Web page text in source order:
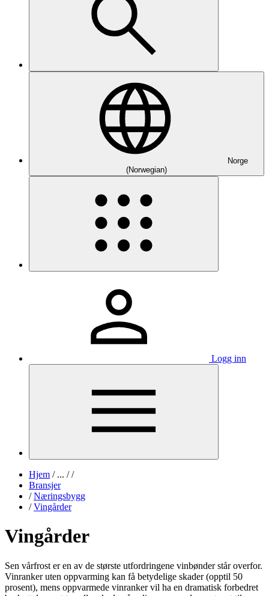
Norge
(Norwegian)
Logg inn
Hjem /... / /
Bransjer
/ Næringsbygg
/ Vingårder
Vingårder
Sen vårfrost er en av de største utfordringene vinbønder står overfor.
Vinranker uten oppvarming kan få betydelige skader (opptil 50
prosent), mens oppvarmede vinranker vil ha en dramatisk forbedret